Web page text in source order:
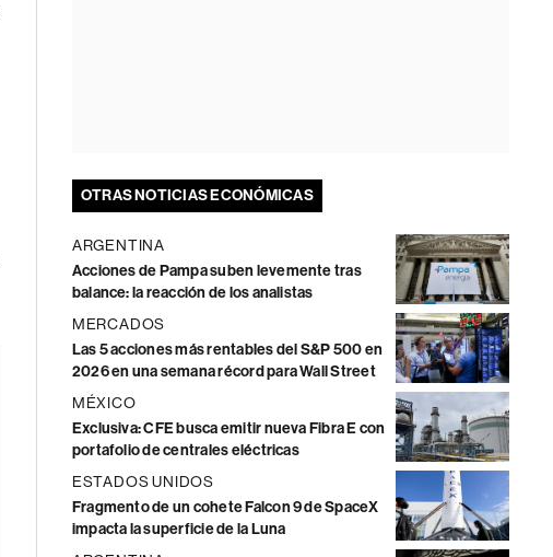
OTRAS NOTICIAS ECONÓMICAS
ARGENTINA
Acciones de Pampa suben levemente tras
balance: la reacción de los analistas
MERCADOS
Las 5 acciones más rentables del S&P 500 en
2026 en una semana récord para Wall Street
MÉXICO
Exclusiva: CFE busca emitir nueva Fibra E con
portafolio de centrales eléctricas
ESTADOS UNIDOS
Fragmento de un cohete Falcon 9 de SpaceX
impacta la superficie de la Luna